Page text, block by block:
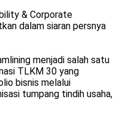
& Corporate
dalam siaran persnya
menjadi salah satu
TLKM 30 yang
bisnis melalui
tumpang tindih usaha,